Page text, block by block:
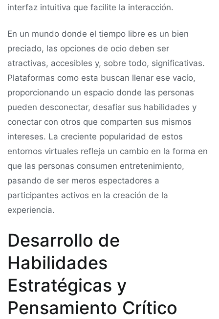
interfaz intuitiva que facilite la interacción.
En un mundo donde el tiempo libre es un bien
preciado, las opciones de ocio deben ser
atractivas, accesibles y, sobre todo, significativas.
Plataformas como esta buscan llenar ese vacío,
proporcionando un espacio donde las personas
pueden desconectar, desafiar sus habilidades y
conectar con otros que comparten sus mismos
intereses. La creciente popularidad de estos
entornos virtuales refleja un cambio en la forma en
que las personas consumen entretenimiento,
pasando de ser meros espectadores a
participantes activos en la creación de la
experiencia.
Desarrollo de
Habilidades
Estratégicas y
Pensamiento Crítico